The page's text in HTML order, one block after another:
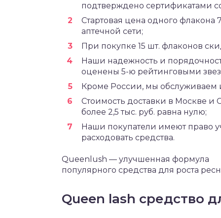
подтверждено сертификатами
Стартовая цена одного
аптечной сети;
При покупке 15 шт. флаконов
Наши надежность и
оценены 5-ю рейтинговыми
Кроме России, мы обслуживаем
Стоимость доставки в Москве и
более 2,5 тыс. руб. равна нулю;
Наши покупатели имеют право
расходовать средства.
Queenlush — улучшенная формула
популярного средства для роста
Queen lash средство